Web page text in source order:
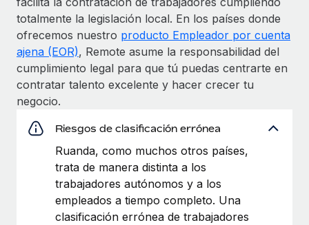
totalmente la legislación local. En los países donde
ofrecemos nuestro producto Empleador por cuenta
ajena (EOR), Remote asume la responsabilidad del
cumplimiento legal para que tú puedas centrarte en
contratar talento excelente y hacer crecer tu
negocio.
Riesgos de clasificación errónea
Ruanda, como muchos otros países,
trata de manera distinta a los
trabajadores autónomos y a los
empleados a tiempo completo. Una
clasificación errónea de trabajadores